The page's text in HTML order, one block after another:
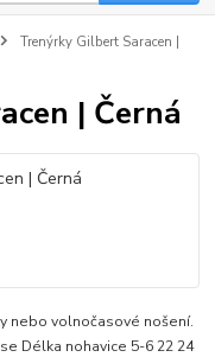
Trenýrky Gilbert Saracen |
| Černá
nebo volnočasové nošení.
Délka nohavice 5-6 22 24